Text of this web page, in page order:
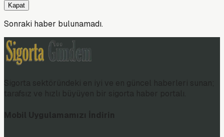
Kapat
Sonraki haber bulunamadı.